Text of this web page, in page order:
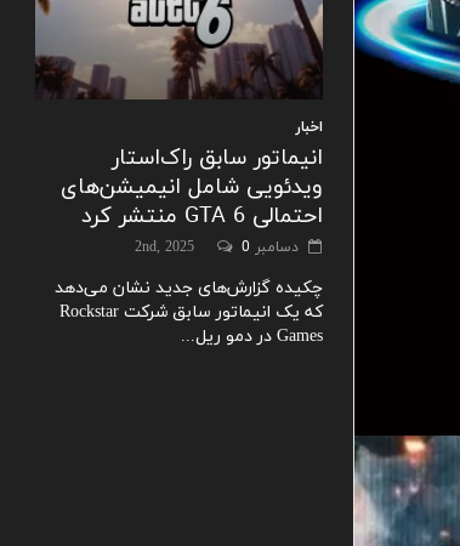
اخبار
انیماتور سابق راک‌استار
ویدئویی شامل انیمیشن‌های
احتمالی GTA 6 منتشر کرد
دسامبر 2nd, 2025 0
چکیده گزارش‌های جدید نشان می‌دهد
که یک انیماتور سابق شرکت Rockstar
Games در دمو ریل...